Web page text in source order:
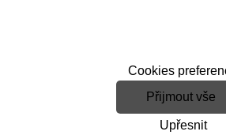
Cookies
Přijmout vše
Upřesnit